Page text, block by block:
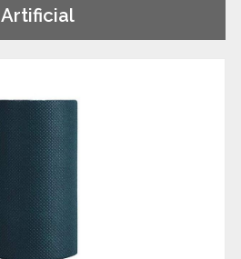
Artificial